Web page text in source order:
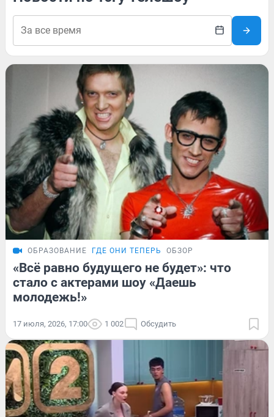
ОБРАЗОВАНИЕ ГДЕ ОНИ ТЕПЕРЬ ОБЗОР
«Всё равно будущего не будет»: что
стало с актерами шоу «Даешь
молодежь!»
17 июля, 2026, 17:00 1 002 Обсудить